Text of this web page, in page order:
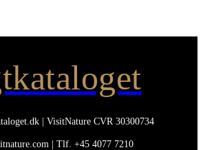
| VisitNature CVR 30300734
| Tlf. +45 4077 7210